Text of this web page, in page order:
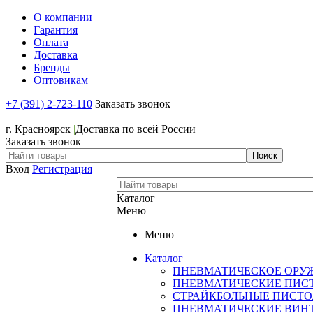
О компании
Гарантия
Оплата
Доставка
Бренды
Оптовикам
+7 (391) 2-723-110 Заказать звонок
г. Красноярск |Доставка по всей России
Заказать звонок
Вход Регистрация
Каталог
Меню
Меню
Каталог
ПНЕВМАТИЧЕСКОЕ
ПНЕВМАТИЧЕСКИЕ
СТРАЙКБОЛЬНЫЕ
ПНЕВМАТИЧЕСКИЕ